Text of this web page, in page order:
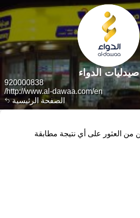
الصفحة الرئيسية
920000838
http://www.al-dawaa.com/en/
صيدليات الدواء
من العثور على أي نتيجة مطابقة